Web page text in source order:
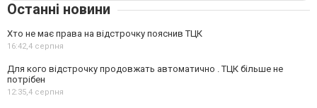
Останні новини
Хто не має права на відстрочку пояснив ТЦК
16:42,4 серпня
Для кого відстрочку продовжать автоматично . ТЦК більше не
потрібен
12:35,4 серпня